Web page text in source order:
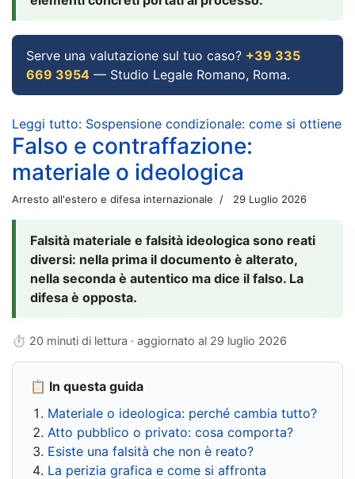
Serve una valutazione sul tuo caso? +39 335
669 3954 — Studio Legale Romano, Roma.
Leggi tutto: Sospensione condizionale: come si ottiene
Falso e contraffazione:
materiale o ideologica
Arresto all'estero e difesa internazionale 29 Luglio 2026
Falsità materiale e falsità ideologica sono reati
diversi: nella prima il documento è alterato,
nella seconda è autentico ma dice il falso. La
difesa è opposta.
⏱ 20 minuti di lettura · aggiornato al 29 luglio 2026
📋 In questa guida
Materiale o ideologica: perché cambia tutto?
Atto pubblico o privato: cosa comporta?
Esiste una falsità che non è reato?
La perizia grafica e come si affronta